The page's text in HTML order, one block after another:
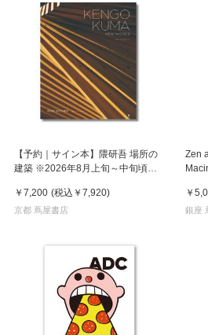
【予約｜サイン本】隈研吾 場所の
建築 ※2026年8月上旬～中旬頃発
￥7,200 (税込 ￥7,920)
京都 蔦屋書店
Zen
￥
銀座